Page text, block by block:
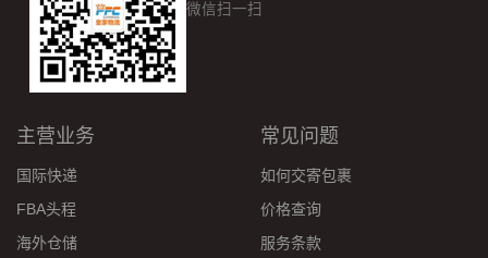
微信扫一扫
主营业务
国际快递
FBA头程
海外仓储
常见问题
如何交寄包裹
价格查询
服务条款